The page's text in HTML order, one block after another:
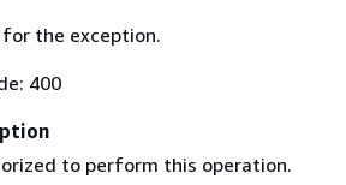
the exception.
400
to perform this operation.